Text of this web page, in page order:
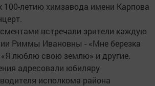
100-летию химзавода имени Карпова
встречали зрители каждую
Риммы Ивановны - «Мне березка
«Я люблю свою землю» и другие.
адресовали юбиляру
исполкома района